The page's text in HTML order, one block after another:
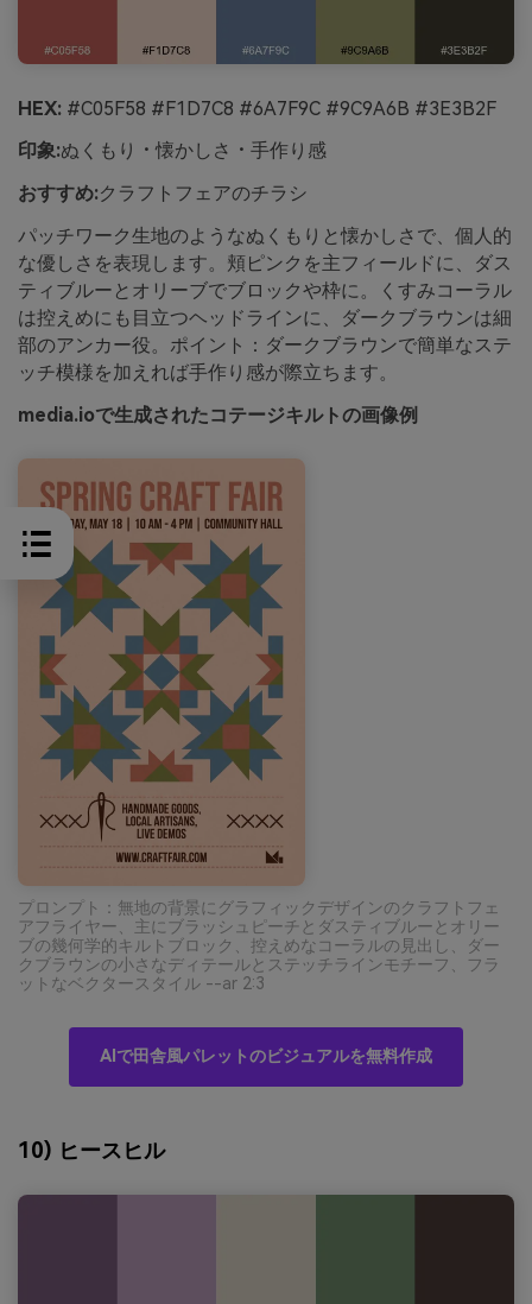
HEX: #C05F58 #F1D7C8 #6A7F9C #9C9A6B #3E3B2F
印象:ぬくもり・懐かしさ・手作り感
おすすめ:クラフトフェアのチラシ
パッチワーク生地のようなぬくもりと懐かしさで、個人的
な優しさを表現します。頬ピンクを主フィールドに、ダス
ティブルーとオリーブでブロックや枠に。くすみコーラル
は控えめにも目立つヘッドラインに、ダークブラウンは細
部のアンカー役。ポイント：ダークブラウンで簡単なステ
ッチ模様を加えれば手作り感が際立ちます。
media.ioで生成されたコテージキルトの画像例
プロンプト：無地の背景にグラフィックデザインのクラフトフェ
アフライヤー、主にブラッシュピーチとダスティブルーとオリー
ブの幾何学的キルトブロック、控えめなコーラルの見出し、ダー
クブラウンの小さなディテールとステッチラインモチーフ、フラ
ットなベクタースタイル --ar 2:3
AIで田舎風パレットのビジュアルを無料作成
10) ヒースヒル